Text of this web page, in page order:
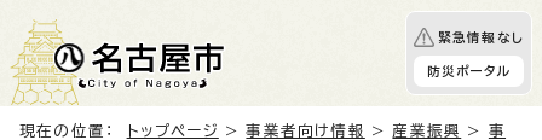
緊急情報なし
防災ポータル
現在の位置： トップページ >事業者向け情報 > 産業振興 > 事